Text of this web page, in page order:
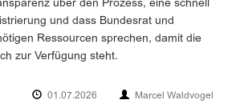
über den Prozess, eine schnell
und dass Bundesrat und
Ressourcen sprechen, damit die
zur Verfügung steht.
01.07.2026 Marcel Waldvogel